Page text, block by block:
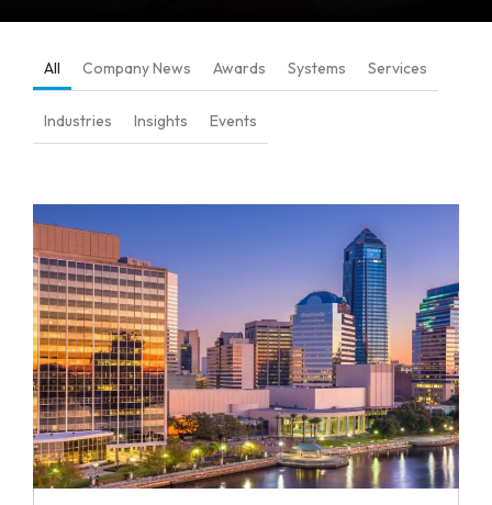
All Company News Awards Systems Services
Industries Insights Events